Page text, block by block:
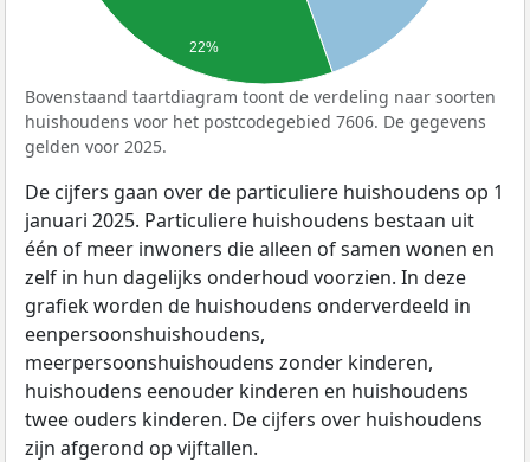
22%
Bovenstaand taartdiagram toont de verdeling naar soorten
huishoudens voor het postcodegebied 7606. De gegevens
gelden voor 2025.
De cijfers gaan over de particuliere huishoudens op 1
januari 2025. Particuliere huishoudens bestaan uit
één of meer inwoners die alleen of samen wonen en
zelf in hun dagelijks onderhoud voorzien. In deze
grafiek worden de huishoudens onderverdeeld in
eenpersoonshuishoudens,
meerpersoonshuishoudens zonder kinderen,
huishoudens eenouder kinderen en huishoudens
twee ouders kinderen. De cijfers over huishoudens
zijn afgerond op vijftallen.